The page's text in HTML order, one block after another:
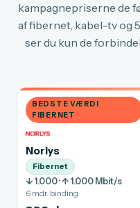
kampagnepriserne de
af fibernet, kabel-tv og
ser du kun de
BEDSTE VÆRDI
FIBERNET
Norlys
Fibernet
↓ 1.000 · ↑ 1.000 Mbit/s
6 mdr. binding